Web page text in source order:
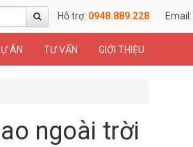
Hỗ trợ: 0948.889.228 Email:
ÁN TƯ VẤN GIỚI THIỆU
ngoài trời